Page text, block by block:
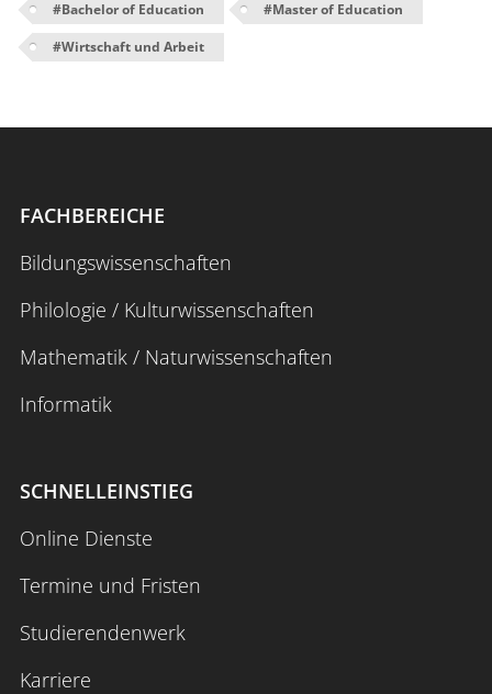
#Bachelor of Education #Master of Education
#Wirtschaft und Arbeit
FACHBEREICHE
Bildungswissenschaften
Philologie / Kulturwissenschaften
Mathematik / Naturwissenschaften
Informatik
SCHNELLEINSTIEG
Online Dienste
Termine und Fristen
Studierendenwerk
Karriere